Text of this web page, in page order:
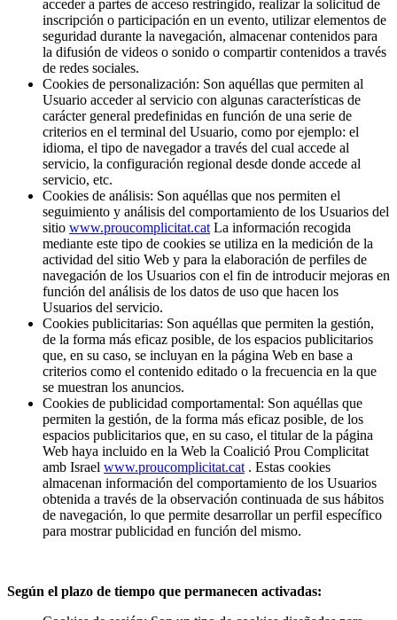
acceder a partes de acceso restringido, realizar la solicitud de
inscripción o participación en un evento, utilizar elementos de
seguridad durante la navegación, almacenar contenidos para
la difusión de videos o sonido o compartir contenidos a través
de redes sociales.
Cookies de personalización: Son aquéllas que permiten al
Usuario acceder al servicio con algunas características de
carácter general predefinidas en función de una serie de
criterios en el terminal del Usuario, como por ejemplo: el
idioma, el tipo de navegador a través del cual accede al
servicio, la configuración regional desde donde accede al
servicio, etc.
Cookies de análisis: Son aquéllas que nos permiten el
seguimiento y análisis del comportamiento de los Usuarios del
sitio www.proucomplicitat.cat La información recogida
mediante este tipo de cookies se utiliza en la medición de la
actividad del sitio Web y para la elaboración de perfiles de
navegación de los Usuarios con el fin de introducir mejoras en
función del análisis de los datos de uso que hacen los
Usuarios del servicio.
Cookies publicitarias: Son aquéllas que permiten la gestión,
de la forma más eficaz posible, de los espacios publicitarios
que, en su caso, se incluyan en la página Web en base a
criterios como el contenido editado o la frecuencia en la que
se muestran los anuncios.
Cookies de publicidad comportamental: Son aquéllas que
permiten la gestión, de la forma más eficaz posible, de los
espacios publicitarios que, en su caso, el titular de la página
Web haya incluido en la Web la Coalició Prou Complicitat
amb Israel www.proucomplicitat.cat . Estas cookies
almacenan información del comportamiento de los Usuarios
obtenida a través de la observación continuada de sus hábitos
de navegación, lo que permite desarrollar un perfil específico
para mostrar publicidad en función del mismo.
Según el plazo de tiempo que permanecen activadas: